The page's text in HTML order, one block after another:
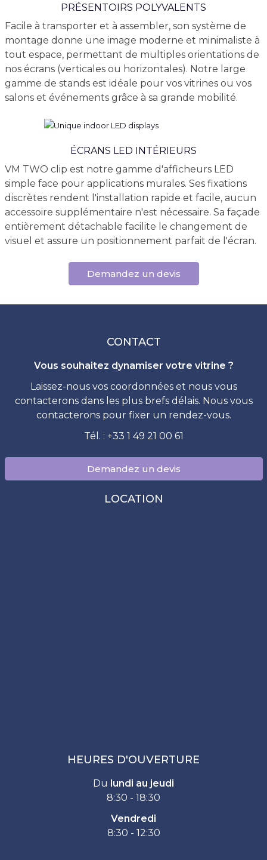
PRÉSENTOIRS POLYVALENTS
Facile à transporter et à assembler, son système de
montage donne une image moderne et minimaliste à
tout espace, permettant de multiples orientations de
nos écrans (verticales ou horizontales). Notre large
gamme de stands est idéale pour vos vitrines ou vos
salons et événements grâce à sa grande mobilité.
ÉCRANS LED INTÉRIEURS
VM TWO clip est notre gamme d'afficheurs LED
simple face pour applications murales. Ses fixations
discrètes rendent l'installation rapide et facile, aucun
accessoire supplémentaire n'est nécessaire. Sa façade
entièrement détachable facilite le changement de
visuel et assure un positionnement parfait de l'écran.
Demandez un devis
CONTACT
Vous souhaitez dynamiser votre vitrine ?
Laissez-nous vos coordonnées et nous vous
contacterons dans les plus brefs délais. Nous vous
contacterons pour fixer un rendez-vous.
Tél. : +33 1 49 21 00 61
Demandez un devis
LOCATION
HEURES D'OUVERTURE
Du lundi au jeudi
8:30 - 18:30
Vendredi
8:30 - 12:30